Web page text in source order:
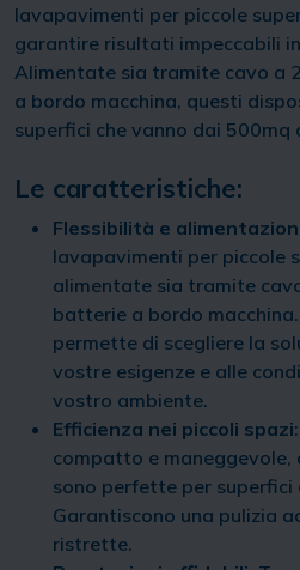
lavapavimenti per piccole
garantire risultati impeccabili
Alimentate sia tramite cavo a
a bordo macchina, questi
superfici che vanno dai 500mq
Le caratteristiche:
Flessibilità e
lavapavimenti per piccole
alimentate sia tramite
batterie a bordo
permette di scegliere la
vostre esigenze e alle
vostro ambiente.
Efficienza nei piccoli spazi
compatto e
sono perfette per
Garantiscono una pulizia
ristrette.